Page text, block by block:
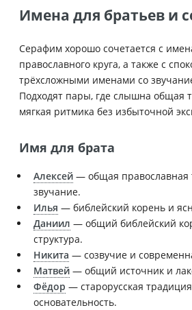
Имена для братьев и
Серафим хорошо сочетается с
православного круга, а также с
трёхсложными именами со
Подходят пары, где слышна общая
мягкая ритмика без избыточной
Имя для брата
Алексей — общая православная
звучание.
Илья — библейский корень и
Даниил — общий библейский
структура.
Никита — созвучие и
Матвей — общий источник и
Фёдор — старорусская
основательность.